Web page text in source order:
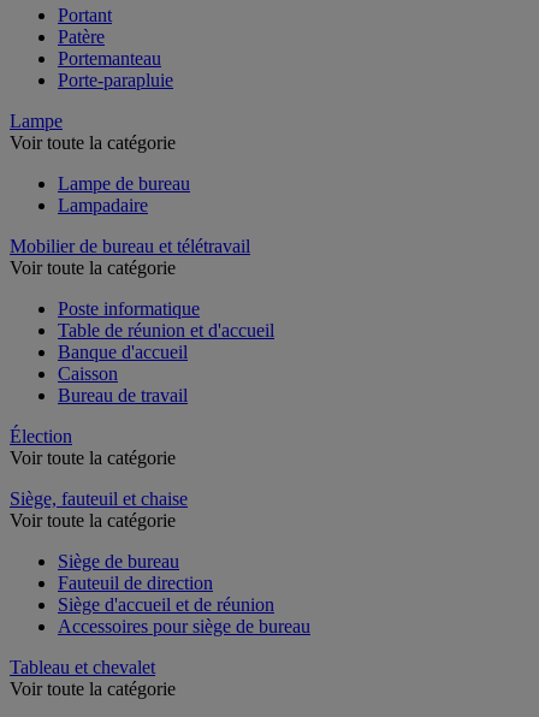
Portant
Patère
Portemanteau
Porte-parapluie
Lampe
Voir toute la catégorie
Lampe de bureau
Lampadaire
Mobilier de bureau et télétravail
Voir toute la catégorie
Poste informatique
Table de réunion et d'accueil
Banque d'accueil
Caisson
Bureau de travail
Élection
Voir toute la catégorie
Siège, fauteuil et chaise
Voir toute la catégorie
Siège de bureau
Fauteuil de direction
Siège d'accueil et de réunion
Accessoires pour siège de bureau
Tableau et chevalet
Voir toute la catégorie